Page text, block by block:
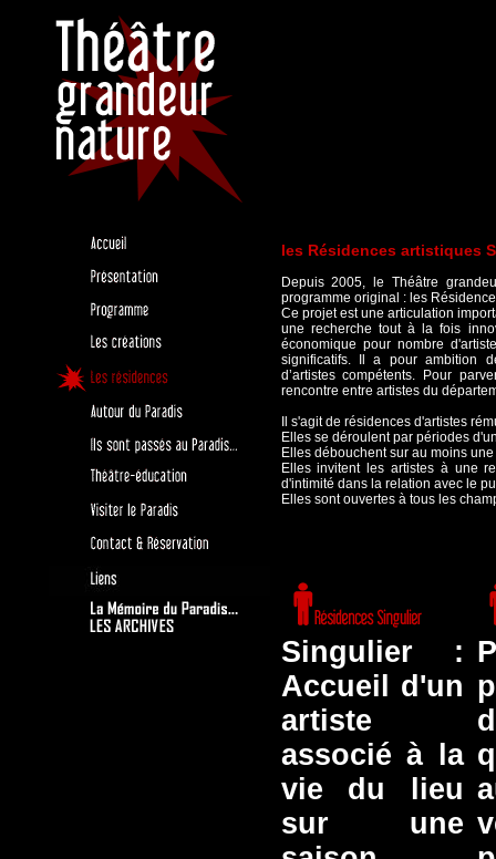
les Résidences artistiques
Depuis 2005, le Théâtre
programme original : les
Ce projet est une articulation
une recherche tout à la fois
économique pour nombre
significatifs. Il a pour ambition
d’artistes compétents. Pour
rencontre entre artistes du
Il s'agit de résidences d'artistes
Elles se déroulent par périodes
Elles débouchent sur au moins
Elles invitent les artistes à une
d'intimité dans la relation avec le
Elles sont ouvertes à tous les
Singulier :
Accueil d'un
artiste
associé à la
vie du lieu
sur une